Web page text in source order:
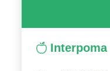
Interpoma